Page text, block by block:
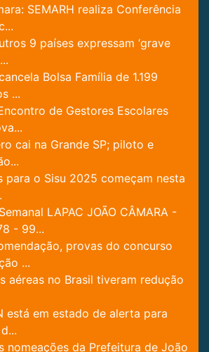
SEMARH realiza Conferência
9 países expressam ‘grave
Bolsa Família de 1.199
...
de Gestores Escolares
cai na Grande SP; piloto e
para o Sisu 2025 começam nesta
LAPAC JOÃO CÂMARA -
- 99...
provas do concurso
...
aéreas no Brasil tiveram redução
está em estado de alerta para
nomeações da Prefeitura de João